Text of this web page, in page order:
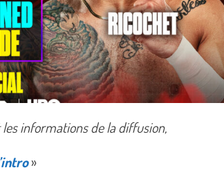
informations de la diffusion,
»